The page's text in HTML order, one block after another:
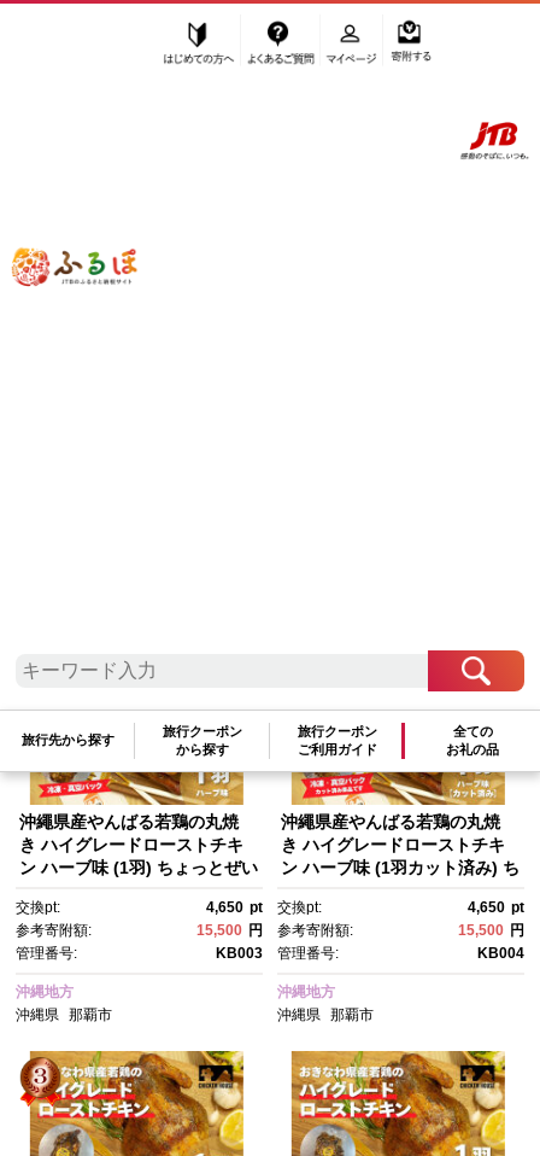
ふるぽ JTBのふるさと納税サイト
旅行先から探す
旅行クーポン
から探す
旅行クーポン
ご利用ガイド
全ての
お礼の品
セット
沖繩県産やんばる若鶏の丸焼
き ハイグレードローストチキ
ン ハーブ味 (1羽) ちょっとぜい
く 丸焼き 青森産ニンニク オリ
ーブオイルを使用 ギフト お祝
い パーティ 沖縄県 那覇市
交換pt: 4,650 pt
参考寄附額:
15,500 円
管理番号:
KB003
沖縄地方
沖縄県
那覇市
沖繩県産やんばる若鶏の丸焼
き ハイグレードローストチキ
ン ハーブ味 (1羽カット済み) ち
ス 鶏肉 肉 にく 丸焼き 青森産
ニンニク オリーブオイルを使
用 ギフト お祝い パーティ 沖縄
県 那覇市
交換pt: 4,650 pt
参考寄附額:
15,500 円
管理番号:
KB004
沖縄地方
沖縄県 那覇市